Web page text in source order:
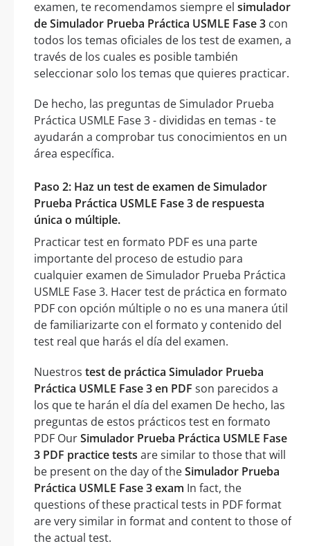
examen, te recomendamos siempre el simulador
de Simulador Prueba Práctica USMLE Fase 3 con
todos los temas oficiales de los test de examen, a
través de los cuales es posible también
seleccionar solo los temas que quieres practicar.
De hecho, las preguntas de Simulador Prueba
Práctica USMLE Fase 3 - divididas en temas - te
ayudarán a comprobar tus conocimientos en un
área específica.
Paso 2: Haz un test de examen de Simulador
Prueba Práctica USMLE Fase 3 de respuesta
única o múltiple.
Practicar test en formato PDF es una parte
importante del proceso de estudio para
cualquier examen de Simulador Prueba Práctica
USMLE Fase 3. Hacer test de práctica en formato
PDF con opción múltiple o no es una manera útil
de familiarizarte con el formato y contenido del
test real que harás el día del examen.
Nuestros test de práctica Simulador Prueba
Práctica USMLE Fase 3 en PDF son parecidos a
los que te harán el día del examen De hecho, las
preguntas de estos prácticos test en formato
PDF OurSimulador Prueba Práctica USMLE Fase
3 PDF practice tests are similar to those that will
be present on the day of theSimulador Prueba
Práctica USMLE Fase 3 exam In fact, the
questions of these practical tests in PDF format
are very similar in format and content to those of
the actual test.